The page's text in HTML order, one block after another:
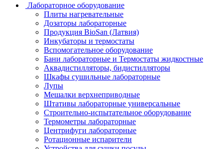
Лабораторное оборудование
Плиты нагревательные
Дозаторы лабораторные
Продукция BioSan (Латвия)
Инкубаторы и термостаты
Вспомогательное оборудование
Бани лабораторные и Термостаты жидкостные
Аквадистилляторы, бидистилляторы
Шкафы сушильные лабораторные
Лупы
Мешалки верхнеприводные
Штативы лабораторные универсальные
Строительно-испытательное оборудование
Термометры лабораторные
Центрифуги лабораторные
Ротационные испарители